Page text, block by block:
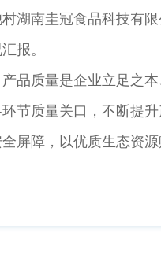
南圭冠食品科技有限
报。
质量是企业立足之本
节质量关口，不断提
屏障，以优质生态资源